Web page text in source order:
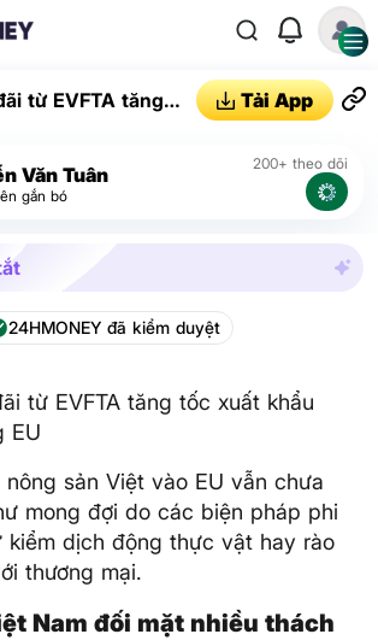
từ EVFTA tăng
Tải App
Văn Tuân
gắn bó
200+ theo dõi
24HMONEY đã kiểm duyệt
từ EVFTA tăng tốc xuất khẩu
EU
sản Việt vào EU vẫn chưa
mong đợi do các biện pháp phi
kiểm dịch động thực vật hay rào
thương mại.
Nam đối mặt nhiều thách